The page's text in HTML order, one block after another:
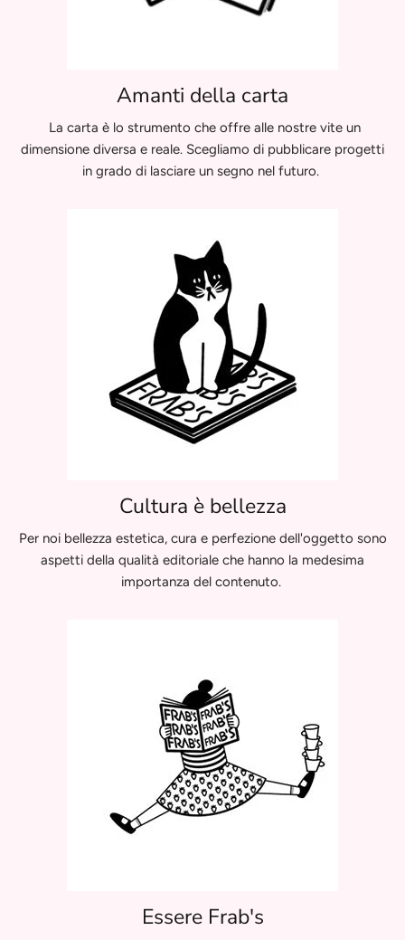
Amanti della carta
La carta è lo strumento che offre alle nostre vite un
dimensione diversa e reale. Scegliamo di pubblicare progetti
in grado di lasciare un segno nel futuro.
Cultura è bellezza
Per noi bellezza estetica, cura e perfezione dell'oggetto sono
aspetti della qualità editoriale che hanno la medesima
importanza del contenuto.
Essere Frab's